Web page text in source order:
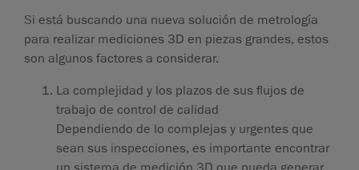
Si está buscando una nueva solución de metrología
para realizar mediciones 3D en piezas grandes, estos
son algunos factores a considerar.
La complejidad y los plazos de sus flujos de
trabajo de control de calidad
Dependiendo de lo complejas y urgentes que
sean sus inspecciones, es importante encontrar